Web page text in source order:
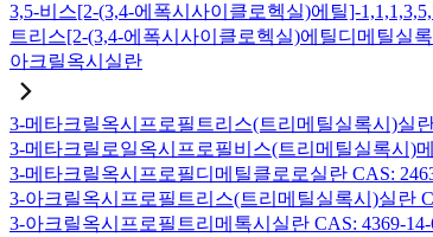
3,5-비스[2-(3,4-에폭시사이클로헥실)에틸]-
트리스[2-(3,4-에폭시사이클로헥실)에틸디메틸실
아크릴옥시실란
3-메타크릴옥시프로필트리스(트리메틸실록시)실
3-메타크릴로일옥시프로필비스(트리메틸실록시)
3-메타크릴옥시프로필디메틸클로로실란 CAS:
3-아크릴옥시프로필트리스(트리메틸실록시)실란
3-아크릴옥시프로필트리메톡시실란 CAS: 4369-14-